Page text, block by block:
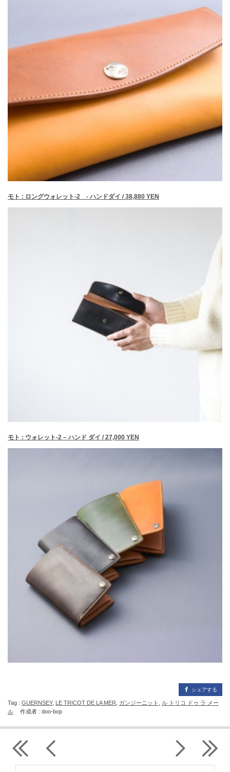
モト : ロングウォレット-2 - ハンドダイ / 38,880 YEN
モト : ウォレット-2 – ハンド ダイ / 27,000 YEN
シェアする
Tag : GUERNSEY, LE TRICOT DE LA MER ガンジーニット
ル トリコ ドゥ ラ メー
ル
作成者 : doo-bop